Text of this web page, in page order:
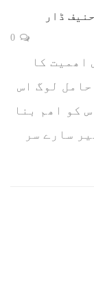
ڈار
اھمیت کا
لوگ اس
کو اھم بنا
سارے سر